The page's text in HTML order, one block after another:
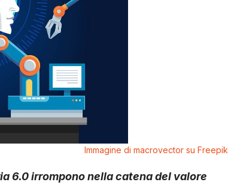
Immagine di macrovector su Freepik
6.0 irrompono nella catena del valore